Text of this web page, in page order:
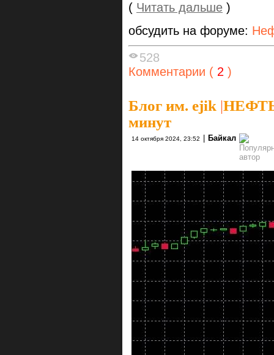
( Читать дальше )
обсудить на форуме:
528
Комментарии ( 2 )
Блог им. ejik |
минут
14 октября 2024, 23:52 Байкал